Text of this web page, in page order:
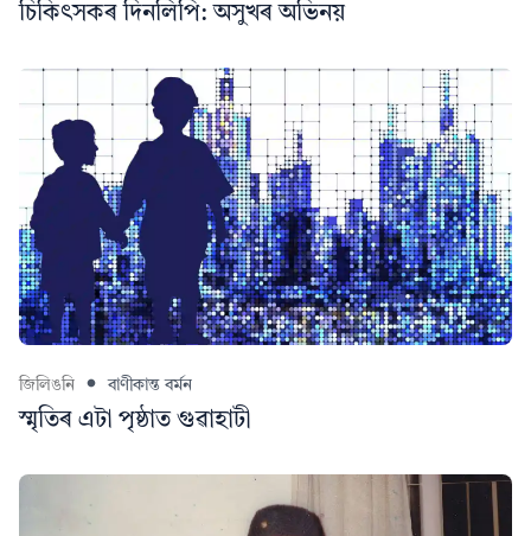
চিকিৎসকৰ দিনলিপি: অসুখৰ অভিনয়
জিলিঙনি বাণীকান্ত বৰ্মন
স্মৃতিৰ এটা পৃষ্ঠাত গুৱাহাটী